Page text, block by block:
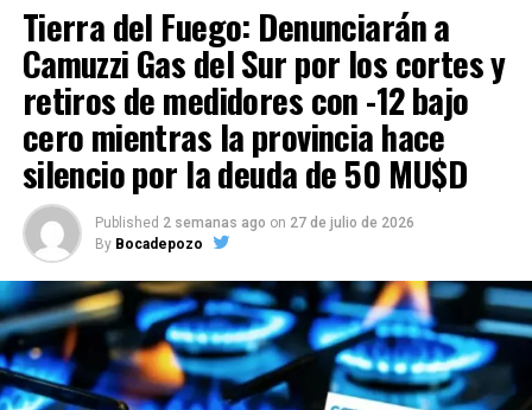
Tierra del Fuego: Denunciarán a
Camuzzi Gas del Sur por los cortes y
retiros de medidores con -12 bajo
cero mientras la provincia hace
silencio por la deuda de 50 MU$D
Published 2 semanas ago on 27 de julio de 2026
By Bocadepozo